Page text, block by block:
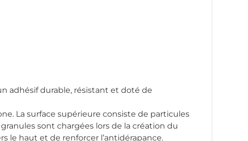
adhésif durable, résistant et doté de
La surface supérieure consiste de particules
sont chargées lors de la création du
le haut et de renforcer l’antidérapance.